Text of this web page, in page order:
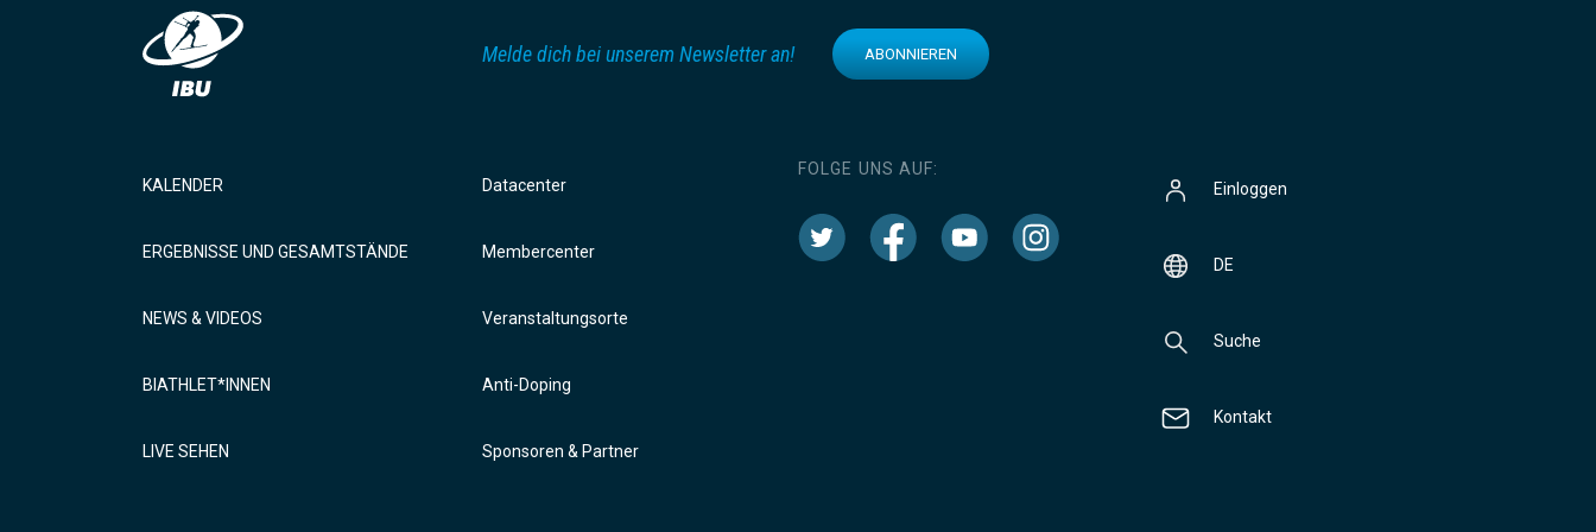
Melde dich bei unserem Newsletter an! ABONNIEREN
KALENDER
ERGEBNISSE UND GESAMTSTÄNDE
NEWS & VIDEOS
BIATHLET*INNEN
LIVE SEHEN
Datacenter
Membercenter
Veranstaltungsorte
Anti-Doping
Sponsoren & Partner
FOLGE UNS AUF:
Einloggen
DE
Suche
Kontakt